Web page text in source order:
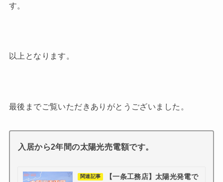
す。
以上となります。
最後までご覧いただきありがとうございました。
入居から2年間の太陽光売電額です。
関連記事
【一条工務店】太陽光発電で